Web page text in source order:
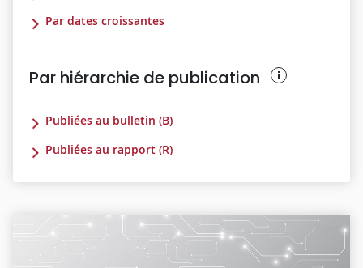
Par dates croissantes
Par hiérarchie de publication
Publiées au bulletin (B)
Publiées au rapport (R)